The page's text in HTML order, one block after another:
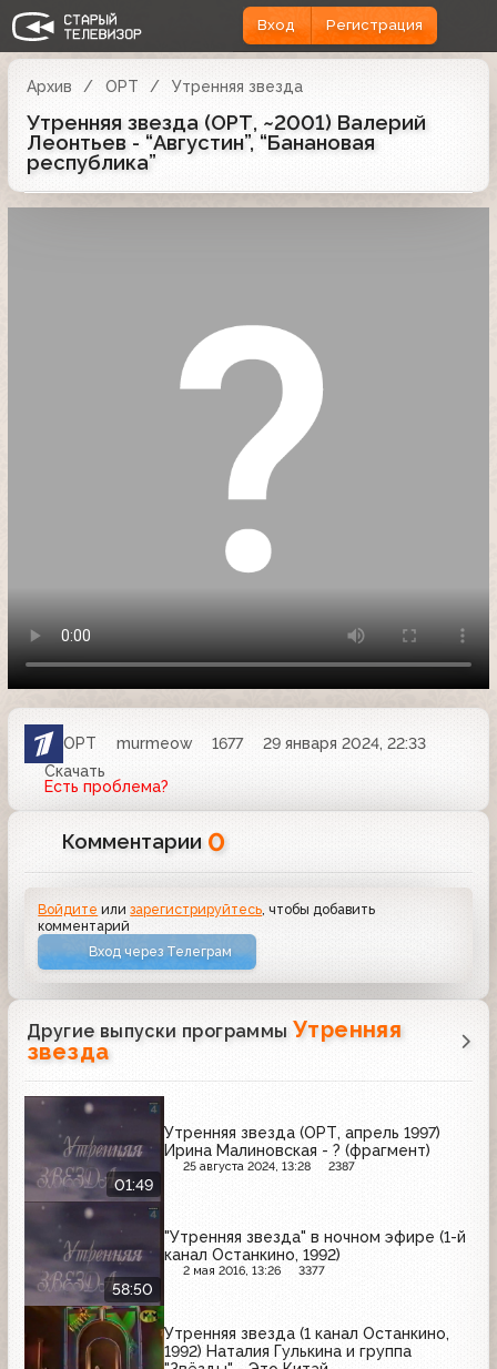
Вход Регистрация
Архив ОРТ Утренняя звезда
Утренняя звезда (ОРТ, ~2001) Валерий
Леонтьев - “Августин”, “Банановая
республика”
ОРТ murmeow 1677
29 января 2024, 22:33
Скачать
Есть проблема?
Комментарии 0
Войдите илизарегистрируйтесь , чтобы добавить
комментарий
Вход через Телеграм
Другие выпуски программы Утренняя
звезда
01:49
Утренняя звезда (ОРТ, апрель 1997)
Ирина Малиновская - ? (фрагмент)
25 августа 2024, 13:28 2387
58:50
"Утренняя звезда" в ночном эфире (1-й
канал Останкино, 1992)
2 мая 2016, 13:26 3377
Утренняя звезда (1 канал Останкино,
1992) Наталия Гулькина и группа